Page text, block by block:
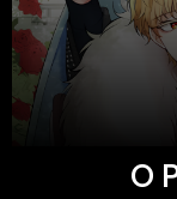
O